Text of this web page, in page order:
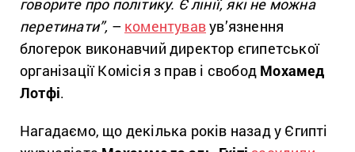
перетинати”, – коментувавув’язнення
блогерок виконавчий директор єгипетської
організації Комісія з прав і свобод Мохамед
Лотфі.
Нагадаємо, що декілька років назад у Єгипті